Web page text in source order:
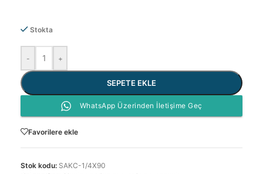
Stokta
- +
SEPETE EKLE
WhatsApp Üzerinden İletişime Geç
Favorilere ekle
Stok kodu: SAKC-1/4X90